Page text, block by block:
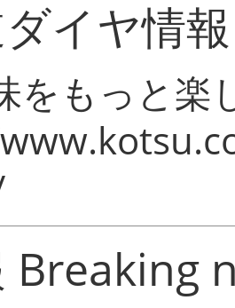
イヤ情
をもっと楽
Breaking